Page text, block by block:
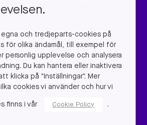
egna och tredjeparts-cookies på
för olika ändamål, till exempel för
personlig upplevelse och analysera
Du kan hantera eller inaktivera
klicka på "Inställningar". Mer
cookies vi använder och hur vi
finns i vår Cookie Policy .